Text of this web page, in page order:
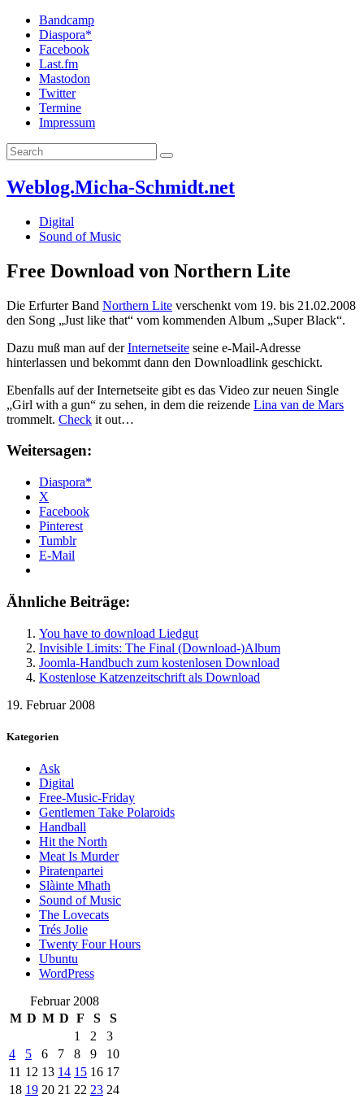
Bandcamp
Diaspora*
Facebook
Last.fm
Mastodon
Twitter
Termine
Impressum
Weblog.Micha-Schmidt.net
Digital
Sound of Music
Free Download von Northern Lite
Die Erfurter Band Northern Lite verschenkt vom 19. bis 21.02.2008
den Song „Just like that“ vom kommenden Album „Super Black“.
Dazu muß man auf derInternetseite seine e-Mail-Adresse
hinterlassen und bekommt dann den Downloadlink geschickt.
Ebenfalls auf der Internetseite gibt es das Video zur neuen Single
„Girl with a gun“ zu sehen, in dem die reizende Lina van de Mars
trommelt. Check it out…
Weitersagen:
Diaspora*
X
Facebook
Pinterest
Tumblr
E-Mail
Ähnliche Beiträge:
You have to download Liedgut
Invisible Limits: The Final (Download-)Album
Joomla-Handbuch zum kostenlosen Download
Kostenlose Katzenzeitschrift als Download
19. Februar 2008
Kategorien
Ask
Digital
Free-Music-Friday
Gentlemen Take Polaroids
Handball
Hit the North
Meat Is Murder
Piratenpartei
Slàinte Mhath
Sound of Music
The Lovecats
Trés Jolie
Twenty Four Hours
Ubuntu
WordPress
Februar 2008
M D M D F S
S
1
2
3
4
5 6 7 8 9
10
11 12 13 14 15 16 17
18 19 20 21 22 23 24